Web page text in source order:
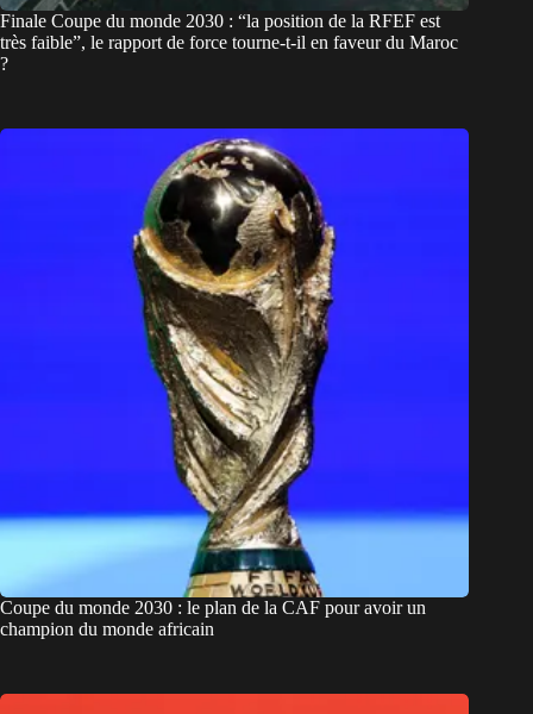
Finale Coupe du monde 2030 : “la position de la RFEF est
très faible”, le rapport de force tourne-t-il en faveur du Maroc
?
Coupe du monde 2030 : le plan de la CAF pour avoir un
champion du monde africain